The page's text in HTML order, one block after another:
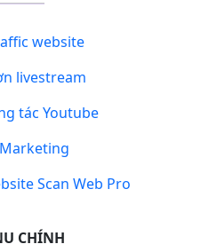
website
livestream
tác Youtube
Scan Web Pro
CHÍNH